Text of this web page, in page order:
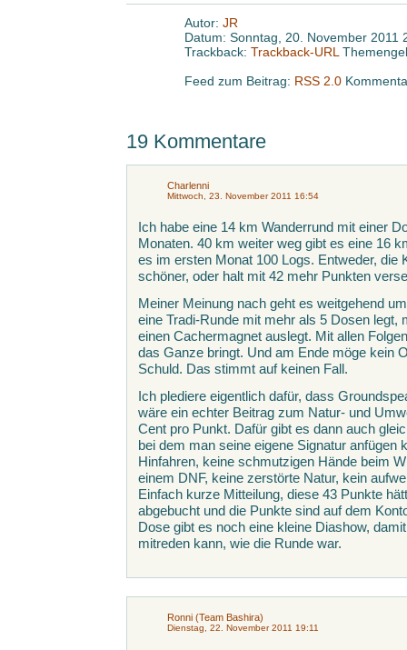
Autor: JR
Datum: Sonntag, 20. November 2011
Trackback: Trackback-URL
Feed zum Beitrag: RSS 2.0
19 Kommentare
Charlenni
Mittwoch, 23. November 2011 16:54
Ich habe eine 14 km Wanderrund mit einer
Monaten. 40 km weiter weg gibt es eine 16
es im ersten Monat 100 Logs. Entweder, die
schöner, oder halt mit 42 mehr Punkten
Meiner Meinung nach geht es weitgehend
eine Tradi-Runde mit mehr als 5 Dosen
einen Cachermagnet auslegt. Mit allen
das Ganze bringt. Und am Ende möge kein
Schuld. Das stimmt auf keinen Fall.
Ich plediere eigentlich dafür, dass
wäre ein echter Beitrag zum Natur- und
Cent pro Punkt. Dafür gibt es dann auch
bei dem man seine eigene Signatur anfügen
Hinfahren, keine schmutzigen Hände beim
einem DNF, keine zerstörte Natur, kein
Einfach kurze Mitteilung, diese 43 Punkte
abgebucht und die Punkte sind auf dem
Dose gibt es noch eine kleine Diashow,
mitreden kann, wie die Runde war.
Ronni (Team Bashira)
Dienstag, 22. November 2011 19:11